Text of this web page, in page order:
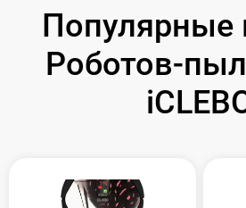
Популярные
Роботов-